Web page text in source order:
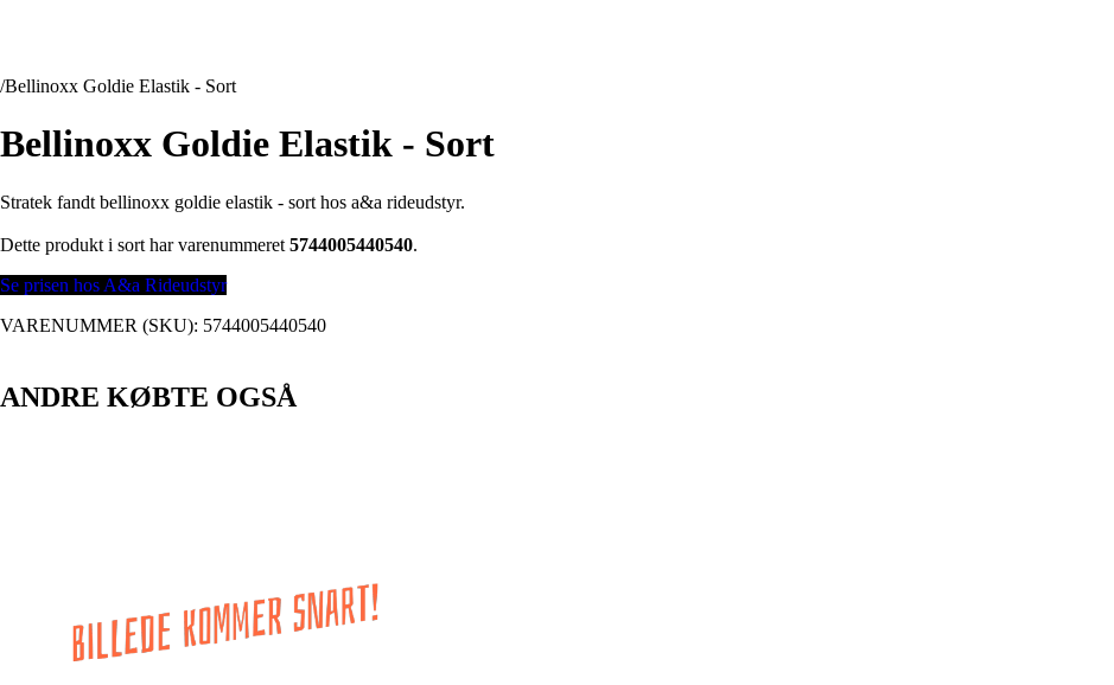
/Bellinoxx Goldie Elastik - Sort
Bellinoxx Goldie Elastik - Sort
Stratek fandt bellinoxx goldie elastik - sort hos a&a rideudstyr.
Dette produkt i sort har varenummeret 5744005440540.
Se prisen hos A&a Rideudstyr
VARENUMMER (SKU): 5744005440540
ANDRE KØBTE OGSÅ